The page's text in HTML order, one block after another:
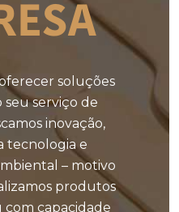
soluções
serviço de
inovação,
tecnologia e
– motivo
produtos
com capacidade